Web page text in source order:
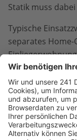
Statik muss
Typische
separates Home-
werden im Werk
wenigen Tagen
Beeinträchtigung